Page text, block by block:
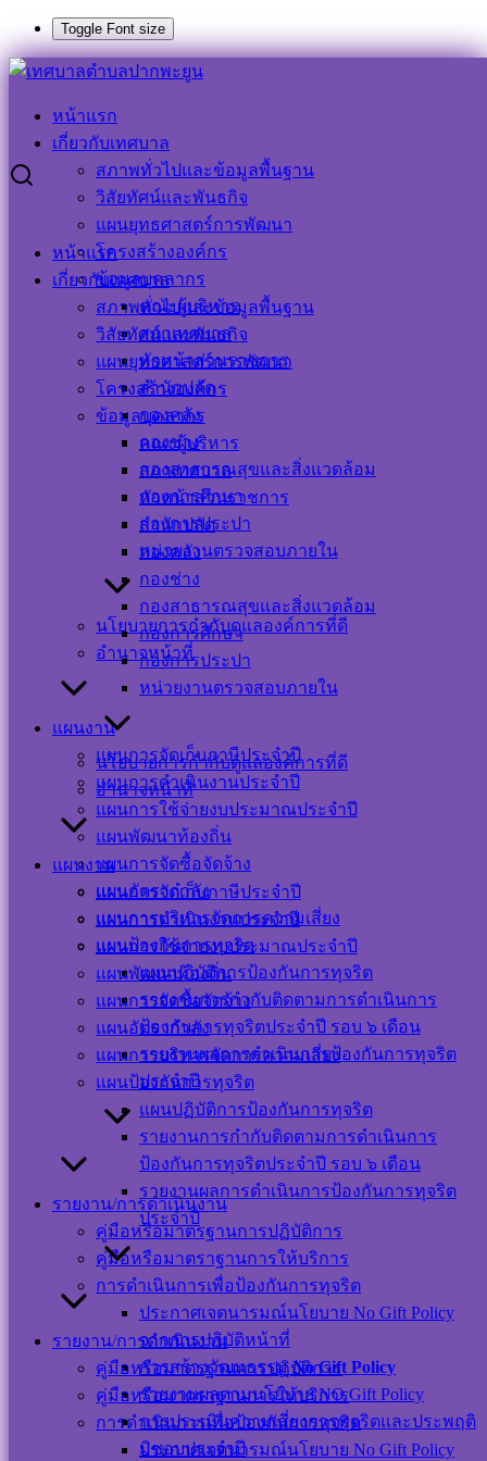
Toggle Font size
Skip
contentหน้าแรก
เกี่ยวกับเทศบาล
สภาพทั่วไปและข้อมูลพื้นฐาน
วิสัยทัศน์และพันธกิจ
แผนยุทธศาสตร์การพัฒนา
โครงสร้างองค์กร
ข้อมูลบุคลากร
คณะผู้บริหาร
สภาเทศบาล
หัวหน้าส่วนราชการ
สำนักปลัด
กองคลัง
กองช่าง
กองสาธารณสุขและสิ่งแวดล้อม
กองการศึกษา
กองการประปา
หน่วยงานตรวจสอบภายใน
นโยบายการกำกับดูแลองค์การที่ดี
อำนาจหน้าที่
แผนงาน
แผนการจัดเก็บภาษีประจำปี
แผนการดำเนินงานประจำปี
แผนการใช้จ่ายงบประมาณประจำปี
แผนพัฒนาท้องถิ่น
แผนการจัดซื้อจัดจ้าง
แผนอัตรากำลัง
แผนการบริหารจัดการความเสี่ยง
แผนป้องกันการทุจริต
แผนปฏิบัติการป้องกันการทุจริต
รายงานการกำกับติดตามการดำเนินการ
ป้องกันการทุจริตประจำปี รอบ ๖ เดือน
รายงานผลการดำเนินการป้องกันการทุจริต
ประจำปี
รายงาน/การดำเนินงาน
คู่มือหรือมาตรฐานการปฏิบัติการ
คู่มือหรือมาตราฐานการให้บริการ
การดำเนินการเพื่อป้องกันการทุจริต
ประกาศเจตนารมณ์นโยบาย No Gift Policy
จากการปฏิบัติหน้าที่
การสร้างวัฒนธรรมNo Gift Policy
รายงานผลตามนโยบาย NO Gift Policy
การประเมินความเสี่ยงการทุจริตและประพฤติ
มิชอบประจำปี
หน้าแรก
เกี่ยวกับเทศบาล
สภาพทั่วไปและข้อมูลพื้นฐาน
วิสัยทัศน์และพันธกิจ
แผนยุทธศาสตร์การพัฒนา
โครงสร้างองค์กร
ข้อมูลบุคลากร
คณะผู้บริหาร
สภาเทศบาล
หัวหน้าส่วนราชการ
สำนักปลัด
กองคลัง
กองช่าง
กองสาธารณสุขและสิ่งแวดล้อม
กองการศึกษา
กองการประปา
หน่วยงานตรวจสอบภายใน
นโยบายการกำกับดูแลองค์การที่ดี
อำนาจหน้าที่
แผนงาน
แผนการจัดเก็บภาษีประจำปี
แผนการดำเนินงานประจำปี
แผนการใช้จ่ายงบประมาณประจำปี
แผนพัฒนาท้องถิ่น
แผนการจัดซื้อจัดจ้าง
แผนอัตรากำลัง
แผนการบริหารจัดการความเสี่ยง
แผนป้องกันการทุจริต
แผนปฏิบัติการป้องกันการทุจริต
รายงานการกำกับติดตามการดำเนินการ
ป้องกันการทุจริตประจำปี รอบ ๖ เดือน
รายงานผลการดำเนินการป้องกันการทุจริต
ประจำปี
รายงาน/การดำเนินงาน
คู่มือหรือมาตรฐานการปฏิบัติการ
คู่มือหรือมาตราฐานการให้บริการ
การดำเนินการเพื่อป้องกันการทุจริต
ประกาศเจตนารมณ์นโยบาย No Gift Policy
การให้เช่าห้องสุขาสาธารณะท่าเทียบเรือ(ห้องน้ำชาย – ห้องน้ำ
หญิง)เทศบาลตำบลปากพะยูน
การให้เช่าห้องสุขาสาธารณะท่าเทียบ
เรือ(ห้องน้ำชาย – ห้องน้ำหญิง)เทศบาล
ตำบลปากพะยูน
2 กันยายน 20252 กันยายน 2025
เทศบาลตำบลปากพะยูน
ข่าวด่วน
Visitor Counter
Users Today : 30
Users This Month :
Users This Year :
Total Users : 39411
Who's Online : 0
Your IP Address :
216.73.216.61
Powered ByWPS Visitor
เครือข่าย
ออนไลน์
เว็บไซต์
คุ้มครองข้อมูล
ส่วนบุคคล และ
การใช้งานคุกกี้
นโยบายการ
มั่นคงปลอดภัย
©สงวนลิขสิทธิ์ เทศบาลตำบลปากพะยูน.